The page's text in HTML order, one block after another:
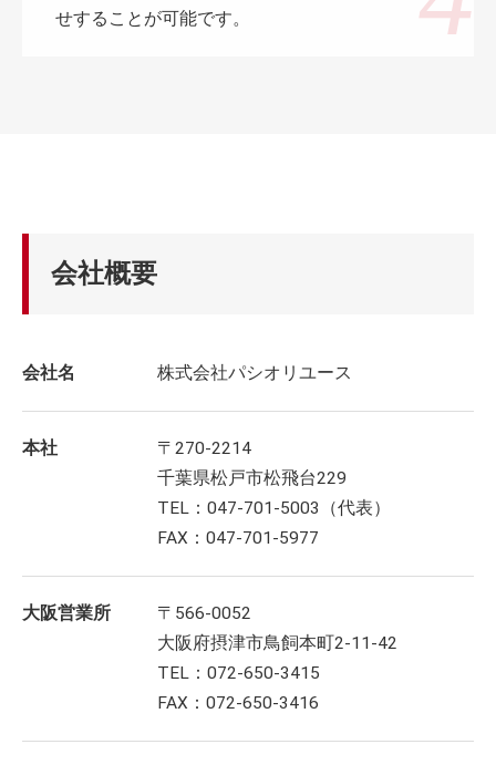
せすることが可能です。
会社概要
会社名 株式会社パシオリユース
本社
〒270-2214
千葉県松戸市松飛台229
TEL：047-701-5003（代表）
FAX：047-701-5977
大阪営業所
〒566-0052
大阪府摂津市鳥飼本町2-11-42
TEL：072-650-3415
FAX：072-650-3416